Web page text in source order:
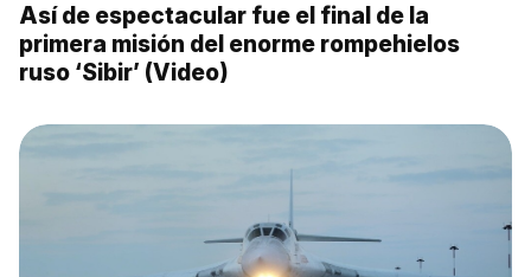
Así de espectacular fue el final de la
primera misión del enorme rompehielos
ruso ‘Sibir’ (Video)